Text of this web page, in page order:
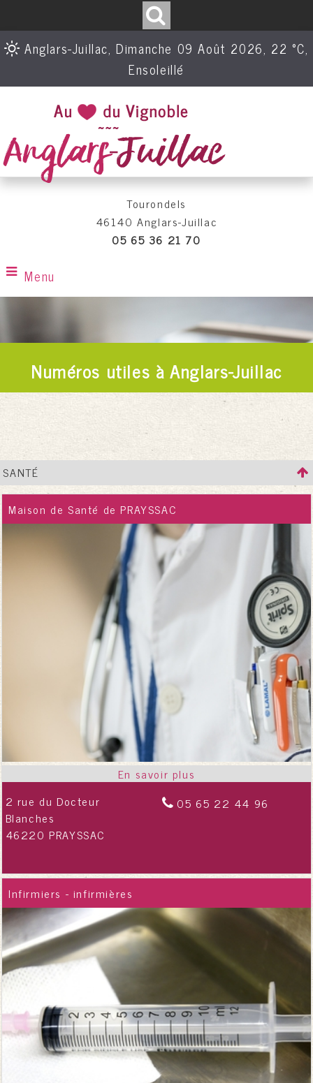
Anglars-Juillac, Dimanche 09 Août 2026, 22 °C,
Ensoleillé
Tourondels
46140 Anglars-Juillac
05 65 36 21 70
Menu
Numéros utiles à Anglars-Juillac
SANTÉ
Maison de Santé de PRAYSSAC
2 rue du Docteur
Blanches
46220 PRAYSSAC
05 65 22 44 96
Infirmiers - infirmières